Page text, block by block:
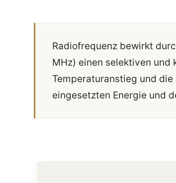
Radiofrequenz bewirkt
MHz) einen selektiven
Temperaturanstieg und
eingesetzten Energie und